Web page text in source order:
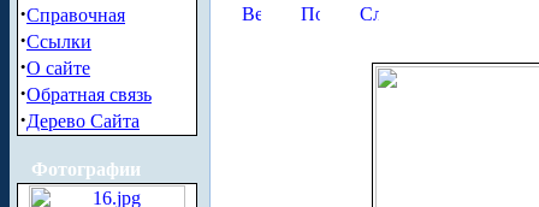
·Справочная
·Ссылки
·О сайте
·Обратная связь
·Дерево Сайта
Фотографии